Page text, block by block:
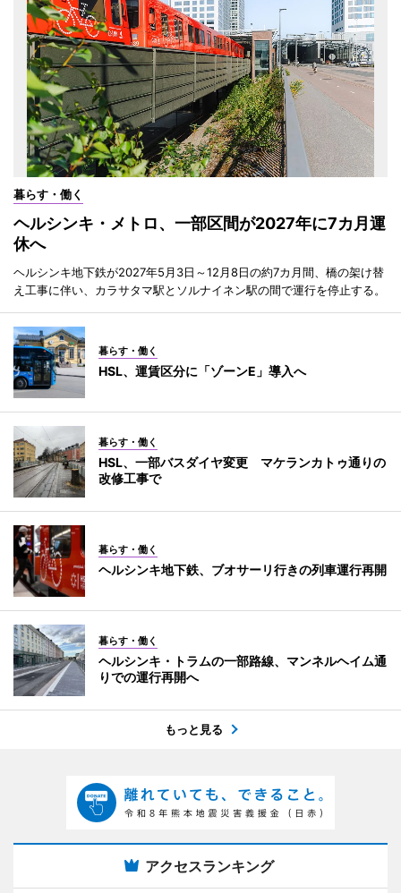
暮らす・働く
ヘルシンキ・メトロ、一部区間が2027年に7カ月運
休へ
ヘルシンキ地下鉄が2027年5月3日～12月8日の約7カ月間、橋の架け替
え工事に伴い、カラサタマ駅とソルナイネン駅の間で運行を停止する。
暮らす・働く
HSL、運賃区分に「ゾーンE」導入へ
暮らす・働く
HSL、一部バスダイヤ変更 マケランカトゥ通りの
改修工事で
暮らす・働く
ヘルシンキ地下鉄、ブオサーリ行きの列車運行再開
暮らす・働く
ヘルシンキ・トラムの一部路線、マンネルヘイム通
りでの運行再開へ
もっと見る
アクセスランキング